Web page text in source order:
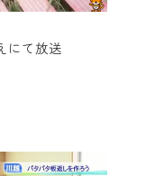
にて放送